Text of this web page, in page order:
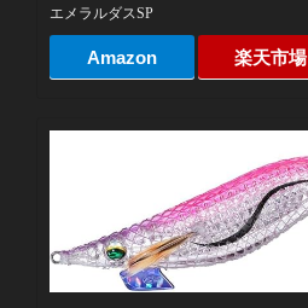
エメラルダスSP
Amazon 楽天市場